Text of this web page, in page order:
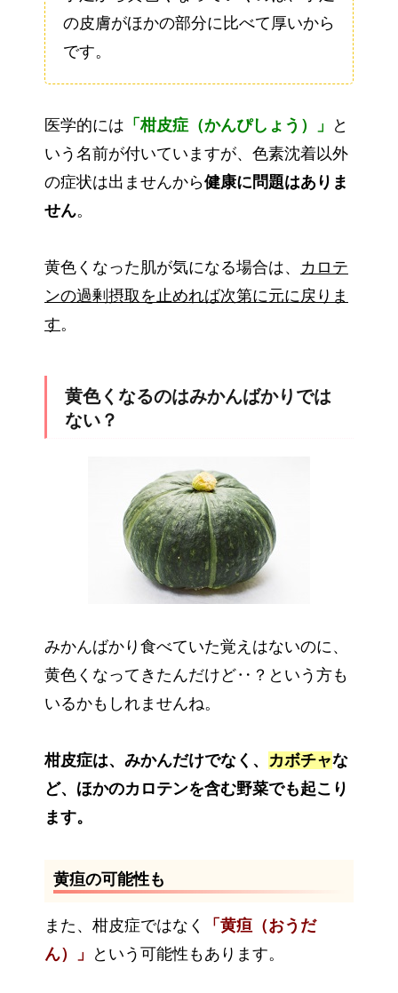
の皮膚がほかの部分に比べて厚いから
です。
医学的には 「柑皮症（かんぴしょう）」
と
いう名前が付いていますが、色素沈着以外
の症状は出ませんから健康に問題はありま
せん。
黄色くなった肌が気になる場合は、 カロテ
ンの過剰摂取を止めれば次第に元に戻りま
す。
黄色くなるのはみかんばかりでは
ない？
みかんばかり食べていた覚えはないのに、
黄色くなってきたんだけど‥？という方も
いるかもしれませんね。
柑皮症は、みかんだけでなく、 カボチャな
ど、ほかのカロテンを含む野菜でも起こり
ます。
黄疸の可能性も
また、柑皮症ではなく
「黄疸（おうだ
ん）」
という可能性もあります。